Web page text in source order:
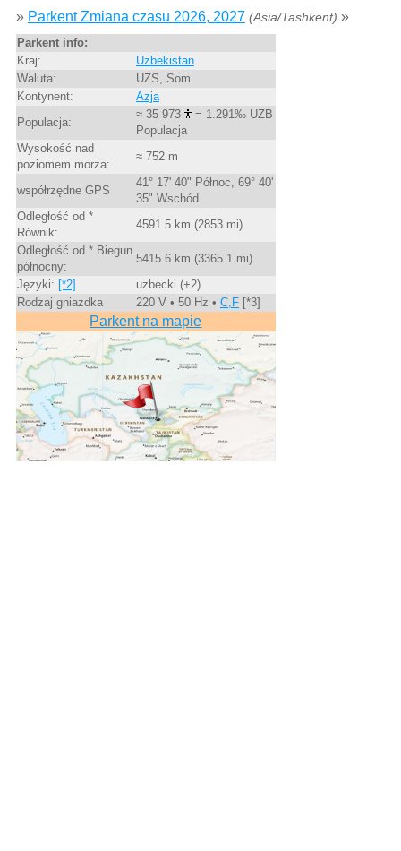
» Parkent Zmiana czasu 2026, 2027 (Asia/Tashkent) »
Parkent info:
Kraj:
Uzbekistan
Waluta:
UZS, Som
Kontynent:
Azja
Populacja:
≈ 35 973
= 1.291‰ UZB
Populacja
Wysokość nad
poziomem morza:
≈ 752 m
współrzędne GPS
41° 17' 40" Północ, 69° 40'
35" Wschód
Odległość od *
Równik:
4591.5 km (2853 mi)
Odległość od * Biegun
północny:
5415.6 km (3365.1 mi)
Języki: [*2]
uzbecki (+2)
Rodzaj gniazdka
220 V • 50 Hz • C,F[*3]
Parkent na mapie